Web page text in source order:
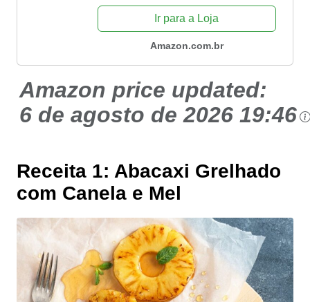
Ir para a Loja
Amazon.com.br
Amazon price updated:
6 de agosto de 2026 19:46
Receita 1: Abacaxi Grelhado
com Canela e Mel